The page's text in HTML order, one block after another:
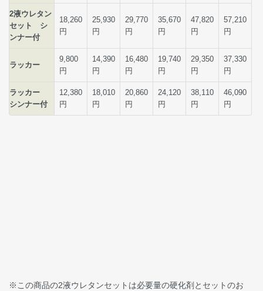
※この商品の2液ウレタンセットは必要量の硬化剤とセットのお